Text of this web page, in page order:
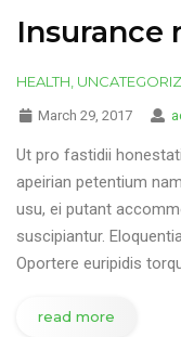
Insurance
HEALTH
March 29, 2017
Ut pro fastidii
apeirian petentium
usu, ei putant
suscipiantur.
Oportere euripidis
read more